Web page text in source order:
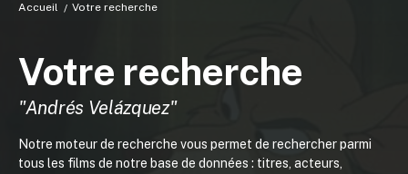
Accueil Votre recherche
Votre recherche
"Andrés Velázquez"
Notre moteur de recherche vous permet de rechercher parmi
tous les films de notre base de données : titres, acteurs,